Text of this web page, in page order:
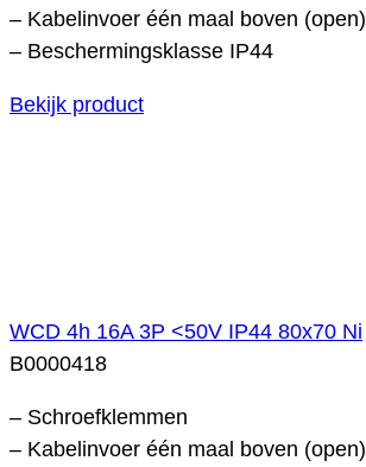
– Kabelinvoer één maal boven (open)
– Beschermingsklasse IP44
Bekijk product
WCD 4h 16A 3P <50V IP44 80x70 Ni
B0000418
– Schroefklemmen
– Kabelinvoer één maal boven (open)